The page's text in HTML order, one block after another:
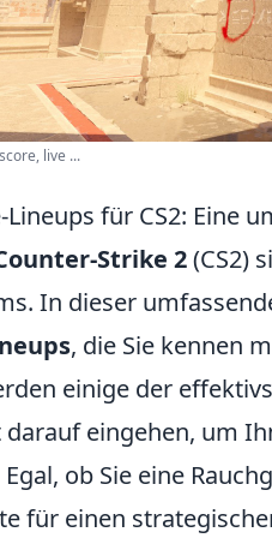
live ...
für CS2: Eine
Strike 2(CS2)
In dieser
, die Sie kennen
einige der
eingehen, um
ob Sie eine
für einen